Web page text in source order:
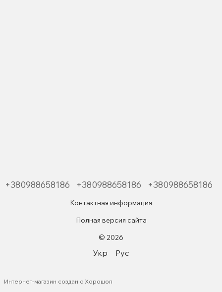
+380988658186 +380988658186 +380988658186
Контактная информация
Полная версия сайта
© 2026
Укр Рус
Интернет-магазин создан с Хорошоп